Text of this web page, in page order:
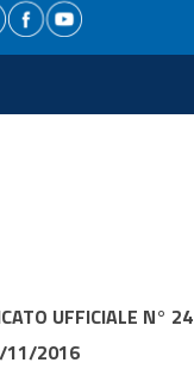
UFFICIALE N° 24
11/2016